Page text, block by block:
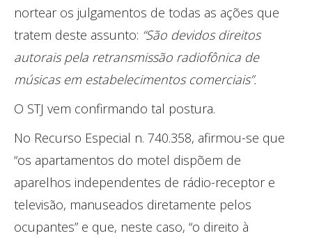
nortear os julgamentos de todas as ações que
tratem deste assunto: “São devidos direitos
autorais pela retransmissão radiofônica de
músicas em estabelecimentos comerciais”.
O STJ vem confirmando tal postura.
No Recurso Especial n. 740.358, afirmou-se que
“os apartamentos do motel dispõem de
aparelhos independentes de rádio-receptor e
televisão, manuseados diretamente pelos
ocupantes” e que, neste caso, “o direito à